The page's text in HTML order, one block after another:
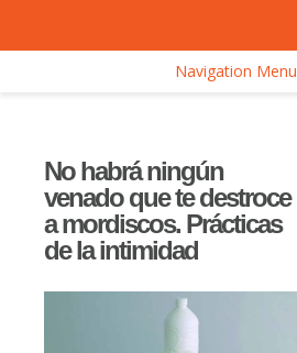
Navigation Menu
No habrá ningún
venado que te destroce
a mordiscos. Prácticas
de la intimidad